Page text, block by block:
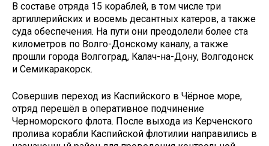
В составе отряда 15 кораблей, в том числе три
артиллерийских и восемь десантных катеров, а также
суда обеспечения. На пути они преодолели более ста
километров по Волго-Донскому каналу, а также
прошли города Волгоград, Калач-на-Дону, Волгодонск
и Семикаракорск.
Совершив переход из Каспийского в Чёрное море,
отряд перешёл в оперативное подчинение
Черноморского флота. После выхода из Керченского
пролива корабли Каспийской флотилии направились в